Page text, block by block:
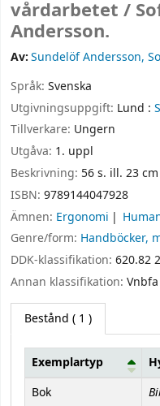
vårdarbetet /
Andersson.
Av:Sundelöf Andersson,
Språk: Svenska
Utgivningsuppgift: Lund :
Tillverkare: Ungern
Utgåva: 1. uppl
Beskrivning: 56 s. ill. 23 cm
ISBN: 9789144047928
Ämnen: Ergonomi
Genre/form: Handböcker,
DDK-klassifikation: 620.82
Annan klassifikation: Vnbfa
Bestånd ( 1 )
Bestånd
Exemplartyp
Bok